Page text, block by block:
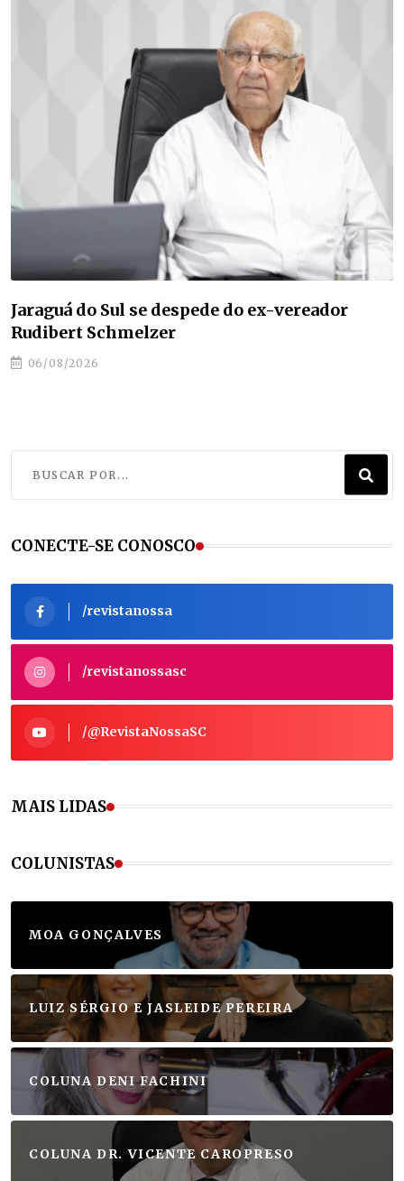
O que uma cidade de 2 mil habitantes tem a
ensinar à América Latina sobre turismo
06/08/2026
CONECTE-SE CONOSCO
/revistanossa
/revistanossasc
/@RevistaNossaSC
MAIS LIDAS
COLUNISTAS
MOA GONÇALVES
LUIZ SÉRGIO E JASLEIDE PEREIRA
COLUNA DENI FACHINI
COLUNA DR. VICENTE CAROPRESO